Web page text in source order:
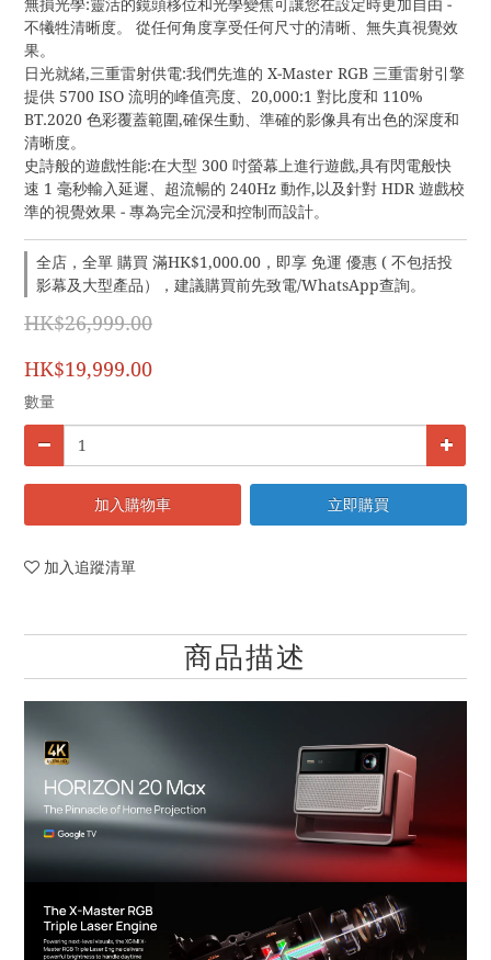
無損光學:靈活的鏡頭移位和光學變焦可讓您在設定時更加自由 -
不犧牲清晰度。 從任何角度享受任何尺寸的清晰、無失真視覺效
果。 ​
日光就緒,三重雷射供電:我們先進的 X-Master RGB 三重雷射引擎
提供 5700 ISO 流明的峰值亮度、20,000:1 對比度和 110%
BT.2020 色彩覆蓋範圍,確保生動、準確的影像具有出色的深度和
清晰度。
史詩般的遊戲性能:在大型 300 吋螢幕上進行遊戲,具有閃電般快
速 1 毫秒輸入延遲、超流暢的 240Hz 動作,以及針對 HDR 遊戲校
準的視覺效果 - 專為完全沉浸和控制而設計。
全店，全單 購買 滿HK$1,000.00，即享 免運 優惠 ( 不包括投
影幕及大型產品），建議購買前先致電/WhatsApp查詢。
HK$26,999.00
HK$19,999.00
數量
加入購物車 立即購買
加入追蹤清單
商品描述